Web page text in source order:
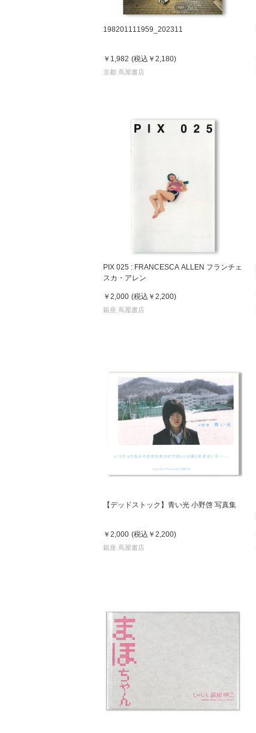
198201111959_202311
￥1,982 (税込 ￥2,180)
京都 蔦屋書店
PIX 025 : FRANCESCA ALLEN フランチェ
スカ・アレン
￥2,000 (税込 ￥2,200)
銀座 蔦屋書店
【デッドストック】青い光 小野啓 写真集
￥2,000 (税込 ￥2,200)
銀座 蔦屋書店